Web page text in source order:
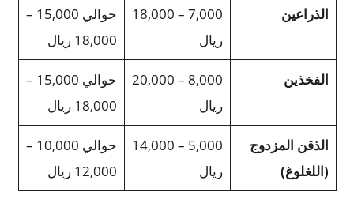
الذراعين
7,000 – 18,000
ريال
حوالي 15,000 –
18,000 ريال
الفخذين
8,000 – 20,000
ريال
حوالي 15,000 –
18,000 ريال
الذقن المزدوج
(اللغلوغ)
5,000 – 14,000
ريال
حوالي 10,000 –
12,000 ريال